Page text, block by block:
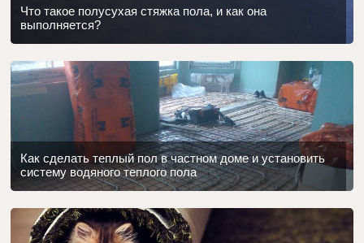
Что такое полусухая стяжка пола, и как она
выполняется?
Как сделать теплый пол в частном доме и установить
систему водяного теплого пола